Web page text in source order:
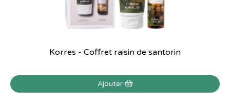
Korres - Coffret raisin de santorin
Ajouter